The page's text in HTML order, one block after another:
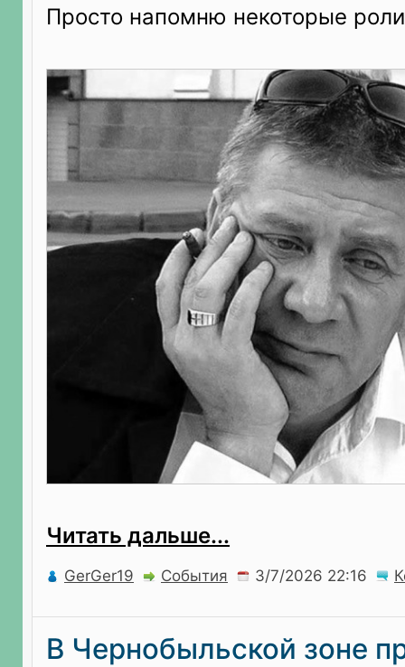
Просто напомню некоторые
Читать дальше...
GerGer19 События
В Чернобыльской зоне